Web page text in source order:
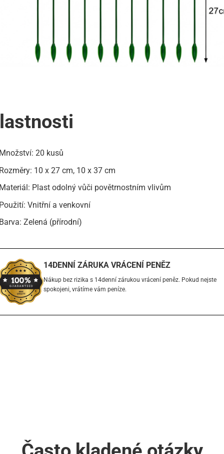
20 kusů
10 x 27 cm, 10 x 37 cm
Plast odolný vůči povětrnostním vlivům
Vnitřní a venkovní
Zelená (přírodní)
14DENNÍ ZÁRUKA VRÁCENÍ PENĚZ
Nákup bez rizika s 14denní zárukou vrácení peněz. Pokud nejste
spokojeni, vrátíme vám peníze.